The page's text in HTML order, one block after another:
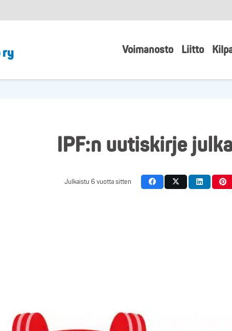
Voimanosto Liitto
IPF:n uutiskirje
Julkaistu 6 vuotta sitten